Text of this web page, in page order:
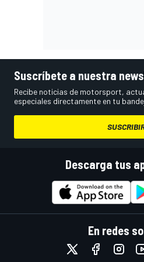
Suscríbete a nuestra
Recibe noticias de motorsport,
especiales directamente en tu
Descarga tus
En redes